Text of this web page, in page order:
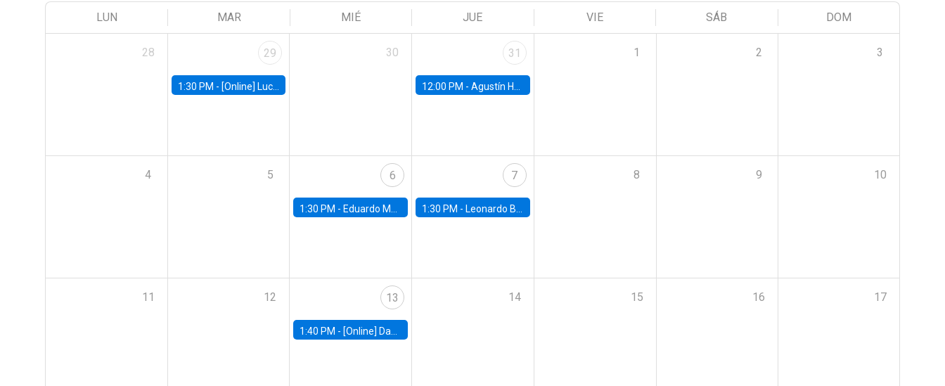
LUN MAR MIÉ JUE VIE SÁB DOM
28 29
1:30 PM - [Online] Luciana Juvenal, International Monetary Fund (IMF)
30 31
12:00 PM -Agustín Hurtado, University of Maryland
1 2 3
4 5 6
1:30 PM - Eduardo Montero, University of Chicago
7
1:30 PM - Leonardo Basso, Universidad de Chile
8 9 10
11 12 13
1:40 PM - [Online] Dan Zeltzer, The Eitan Berglas School of Economics, Tel Aviv University
14 15 16 17